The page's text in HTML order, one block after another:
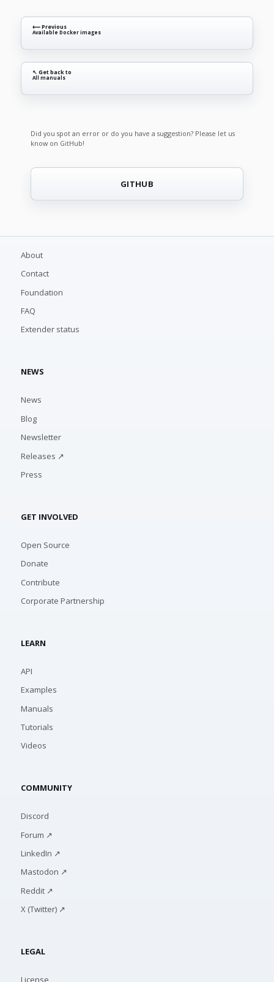
⟵ Previous
Available Docker images
↖ Get back to
All manuals
Did you spot an error or do you have a suggestion? Please let us
know on GitHub!
GITHUB
About
Contact
Foundation
FAQ
Extender status
NEWS
News
Blog
Newsletter
Releases ↗
Press
GET INVOLVED
Open Source
Donate
Contribute
Corporate Partnership
LEARN
API
Examples
Manuals
Tutorials
Videos
COMMUNITY
Discord
Forum ↗
LinkedIn ↗
Mastodon ↗
Reddit ↗
X (Twitter) ↗
LEGAL
License